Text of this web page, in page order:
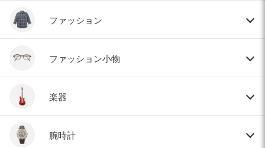
ファッション
ファッション小物
楽器
腕時計